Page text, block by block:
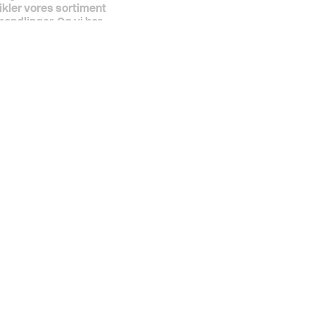
vores sortiment
Og vi har